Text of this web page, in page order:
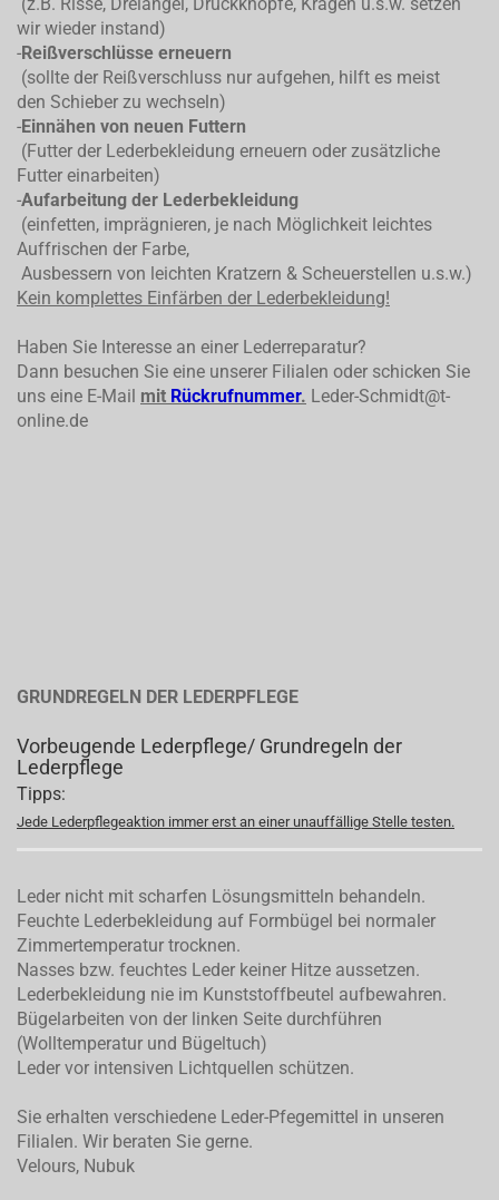
wir wieder instand)
-Reißverschlüsse erneuern
(sollte der Reißverschluss nur aufgehen, hilft es meist
den Schieber zu wechseln)
-Einnähen von neuen Futtern
(Futter der Lederbekleidung erneuern oder zusätzliche
Futter einarbeiten)
-Aufarbeitung der Lederbekleidung
(einfetten, imprägnieren, je nach Möglichkeit leichtes
Auffrischen der Farbe,
Ausbessern von leichten Kratzern & Scheuerstellen u.s.w.)
Kein komplettes Einfärben der Lederbekleidung!
Haben Sie Interesse an einer Lederreparatur?
Dann besuchen Sie eine unserer Filialen oder schicken Sie
uns eine E-Mail mit Rückrufnummer. Leder-Schmidt@t-
online.de
GRUNDREGELN DER LEDERPFLEGE
Vorbeugende Lederpflege/ Grundregeln der
Lederpflege
Tipps:
Jede Lederpflegeaktion immer erst an einer unauffällige Stelle testen.
Leder nicht mit scharfen Lösungsmitteln behandeln.
Feuchte Lederbekleidung auf Formbügel bei normaler
Zimmertemperatur trocknen.
Nasses bzw. feuchtes Leder keiner Hitze aussetzen.
Lederbekleidung nie im Kunststoffbeutel aufbewahren.
Bügelarbeiten von der linken Seite durchführen
(Wolltemperatur und Bügeltuch)
Leder vor intensiven Lichtquellen schützen.
Sie erhalten verschiedene Leder-Pfegemittel in unseren
Filialen. Wir beraten Sie gerne.
Velours, Nubuk